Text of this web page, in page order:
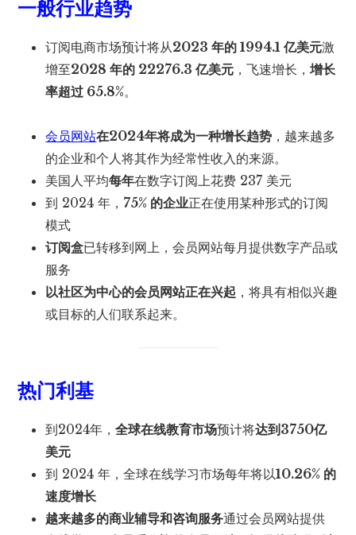
一般行业趋势
订阅电商市场预计将从2023 年的 1994.1 亿美元激
增至2028 年的 22276.3 亿美元 ，飞速增长，增长
率超过 65.8%。
会员网站在2024年将成为一种增长趋势 ，越来越多
的企业和个人将其作为经常性收入的来源。
美国人平均每年在数字订阅上花费 237 美元
到 2024 年， 75% 的企业正在使用某种形式的订阅
模式
订阅盒已转移到网上，会员网站每月提供数字产品或
服务
以社区为中心的会员网站正在兴起 ，将具有相似兴趣
或目标的人们联系起来。
热门利基
到2024年，全球在线教育市场预计将达到3750亿
美元
到 2024 年，全球在线学习市场每年将以10.26% 的
速度增长
越来越多的商业辅导和咨询服务通过会员网站提供